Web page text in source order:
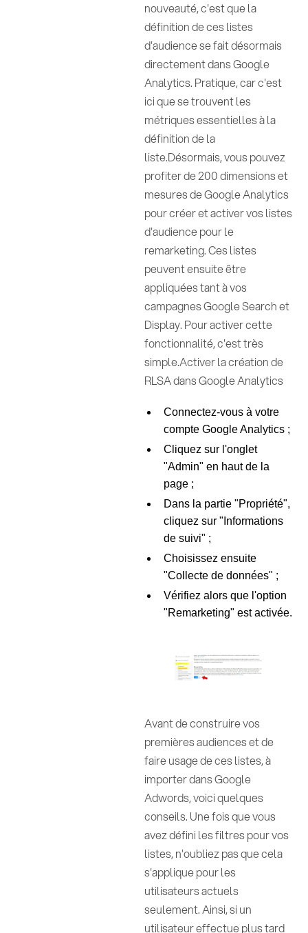
nouveauté, c'est que la
définition de ces listes
d'audience se fait désormais
directement dans Google
Analytics. Pratique, car c'est
ici que se trouvent les
métriques essentielles à la
définition de la
liste.Désormais, vous pouvez
profiter de 200 dimensions et
mesures de Google Analytics
pour créer et activer vos listes
d'audience pour le
remarketing. Ces listes
peuvent ensuite être
appliquées tant à vos
campagnes Google Search et
Display. Pour activer cette
fonctionnalité, c'est très
simple.Activer la création de
RLSA dans Google Analytics
Connectez-vous à votre
compte Google Analytics ;
Cliquez sur l'onglet
"Admin" en haut de la
page ;
Dans la partie "Propriété",
cliquez sur "Informations
de suivi" ;
Choisissez ensuite
"Collecte de données" ;
Vérifiez alors que l'option
"Remarketing" est activée.
Avant de construire vos
premières audiences et de
faire usage de ces listes, à
importer dans Google
Adwords, voici quelques
conseils. Une fois que vous
avez défini les filtres pour vos
listes, n'oubliez pas que cela
s'applique pour les
utilisateurs actuels
seulement. Ainsi, si un
utilisateur effectue plus tard